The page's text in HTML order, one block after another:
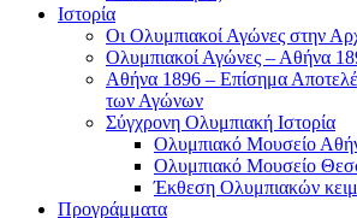
Ιστορία
Οι Ολυμπιακοί Αγώνες στην
Ολυμπιακοί Αγώνες – Αθήνα
Αθήνα 1896 – Επίσημα
των Αγώνων
Σύγχρονη Ολυμπιακή Ιστορία
Ολυμπιακό Μουσείο
Ολυμπιακό Μουσείο
Έκθεση Ολυμπιακών
Προγράμματα